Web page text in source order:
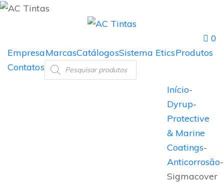
0
EmpresaMarcasCatálogosSistema EticsProdutos
Contatos
Início-
Dyrup-
Protective
& Marine
Coatings-
Anticorrosão-
Sigmacover